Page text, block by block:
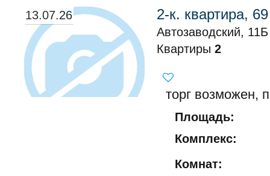
13.07.26 2-к. квартира,
Автозаводский,
Квартиры 2
торг возможен,
Площадь:
Комплекс:
Комнат: